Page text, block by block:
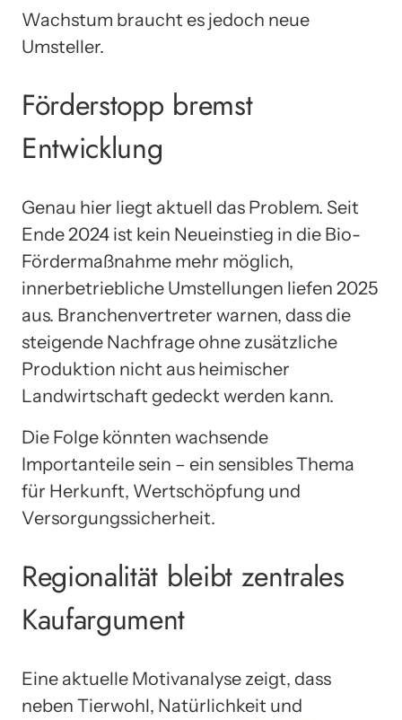
Wachstum braucht es jedoch neue
Umsteller.
Förderstopp bremst
Entwicklung
Genau hier liegt aktuell das Problem. Seit
Ende 2024 ist kein Neueinstieg in die Bio-
Fördermaßnahme mehr möglich,
innerbetriebliche Umstellungen liefen 2025
aus. Branchenvertreter warnen, dass die
steigende Nachfrage ohne zusätzliche
Produktion nicht aus heimischer
Landwirtschaft gedeckt werden kann.
Die Folge könnten wachsende
Importanteile sein – ein sensibles Thema
für Herkunft, Wertschöpfung und
Versorgungssicherheit.
Regionalität bleibt zentrales
Kaufargument
Eine aktuelle Motivanalyse zeigt, dass
neben Tierwohl, Natürlichkeit und